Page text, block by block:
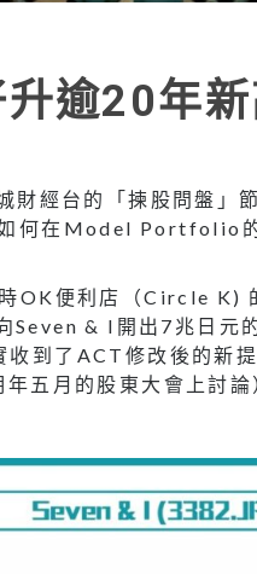
逾20年
財經台的「揀股問盤」
何在Model Portfolio的
OK便利店（Circle
& I開出7兆日元
到了ACT修改後的新
五月的股東大會上討